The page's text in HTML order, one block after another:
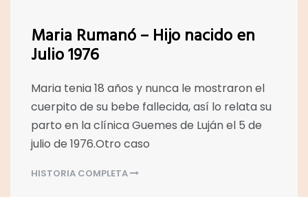
Maria Rumanó – Hijo nacido en
Julio 1976
Maria tenia 18 años y nunca le mostraron el
cuerpito de su bebe fallecida, así lo relata su
parto en la clínica Guemes de Luján el 5 de
julio de 1976.Otro caso
HISTORIA COMPLETA